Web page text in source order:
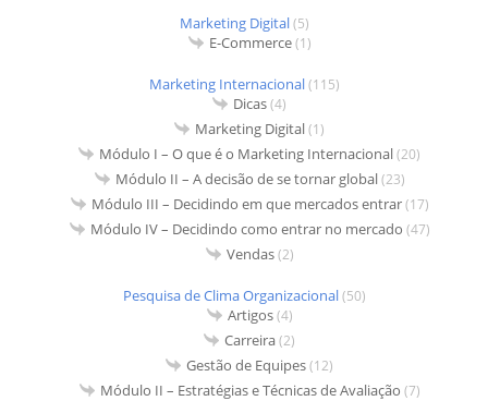
Marketing Digital(5)
E-Commerce(1)
Marketing Internacional(115)
Dicas(4)
Marketing Digital(1)
Módulo I – O que é o Marketing Internacional(20)
Módulo II – A decisão de se tornar global(23)
Módulo III – Decidindo em que mercados entrar(17)
Módulo IV – Decidindo como entrar no mercado (47)
Vendas(2)
Pesquisa de Clima Organizacional(50)
Artigos(4)
Carreira(2)
Gestão de Equipes(12)
Módulo II – Estratégias e Técnicas de Avaliação (7)